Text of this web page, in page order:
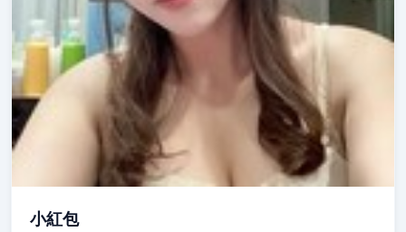
小紅包